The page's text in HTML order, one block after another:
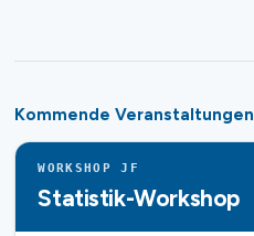
Kommende Veranstaltungen
WORKSHOP JF
Statistik-Workshop